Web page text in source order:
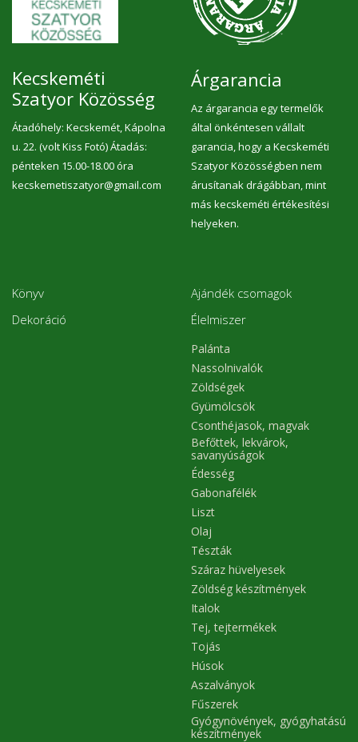
Kecskeméti
Szatyor Közösség
Átadóhely: Kecskemét, Kápolna
u. 22. (volt Kiss Fotó) Átadás:
pénteken 15.00-18.00 óra
kecskemetiszatyor@gmail.com
Árgarancia
Az árgarancia egy termelők
által önkéntesen vállalt
garancia, hogy a Kecskeméti
Szatyor Közösségben nem
árusítanak drágábban, mint
más kecskeméti értékesítési
helyeken.
Könyv
Dekoráció
Ajándék csomagok
Élelmiszer
Palánta
Nassolnivalók
Zöldségek
Gyümölcsök
Csonthéjasok, magvak
Befőttek, lekvárok,
savanyúságok
Édesség
Gabonafélék
Liszt
Olaj
Tészták
Száraz hüvelyesek
Zöldség készítmények
Italok
Tej, tejtermékek
Tojás
Húsok
Aszalványok
Fűszerek
Gyógynövények, gyógyhatású
készítmények